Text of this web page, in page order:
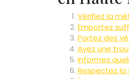
Vérifiez la
Emportez
Portez des
Ayez une
Informez
Respectez la